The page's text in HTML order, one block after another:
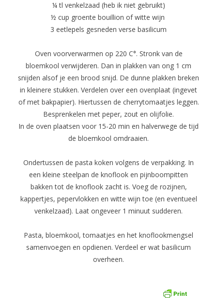
¼ tl venkelzaad (heb ik niet gebruikt)
½ cup groente bouillion of witte wijn
3 eetlepels gesneden verse basilicum
Oven voorverwarmen op 220 C°. Stronk van de
bloemkool verwijderen. Dan in plakken van ong 1 cm
snijden alsof je een brood snijd. De dunne plakken breken
in kleinere stukken. Verdelen over een ovenplaat (ingevet
of met bakpapier). Hiertussen de cherrytomaatjes leggen.
Besprenkelen met peper, zout en olijfolie.
In de oven plaatsen voor 15-20 min en halverwege de tijd
de bloemkool omdraaien.
Ondertussen de pasta koken volgens de verpakking. In
een kleine steelpan de knoflook en pijnboompitten
bakken tot de knoflook zacht is. Voeg de rozijnen,
kappertjes, pepervlokken en witte wijn toe (en eventueel
venkelzaad). Laat ongeveer 1 minuut sudderen.
Pasta, bloemkool, tomaatjes en het knoflookmengsel
samenvoegen en opdienen. Verdeel er wat basilicum
overheen.